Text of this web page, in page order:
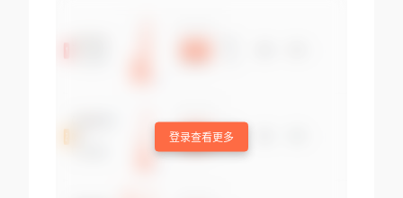
登录查看更多